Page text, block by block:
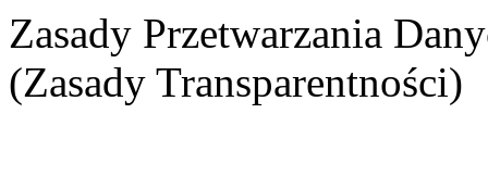
Zasady Przetwarzania
(Zasady Transparentności)